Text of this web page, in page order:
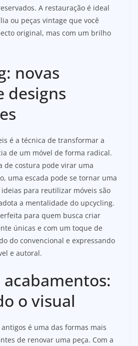
A restauração é ideal
ou peças vintage que você
original, mas com um brilho
novas
designs
é a técnica de transformar a
de um móvel de forma radical.
de costura pode virar uma
uma escada pode se tornar uma
para reutilizar móveis são
a mentalidade do upcycling.
para quem busca criar
únicas e com um toque de
do convencional e expressando
e autoral.
o visual
é uma das formas mais
de renovar uma peça. Com a